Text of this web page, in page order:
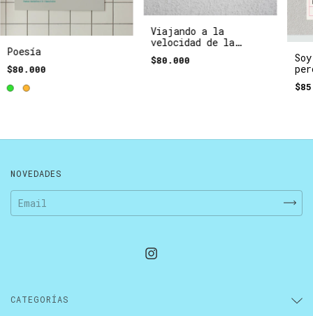
Poesía
$80.000
Viajando a la
velocidad de la
poesía
$80.000
NOVEDADES
CATEGORÍAS